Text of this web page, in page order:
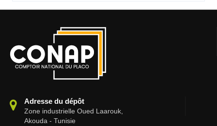
Adresse du dépôt
Zone industrielle Oued Laarouk,
Akouda - Tunisie